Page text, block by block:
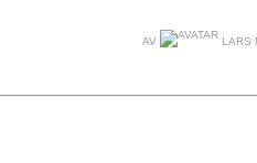
AV LARS